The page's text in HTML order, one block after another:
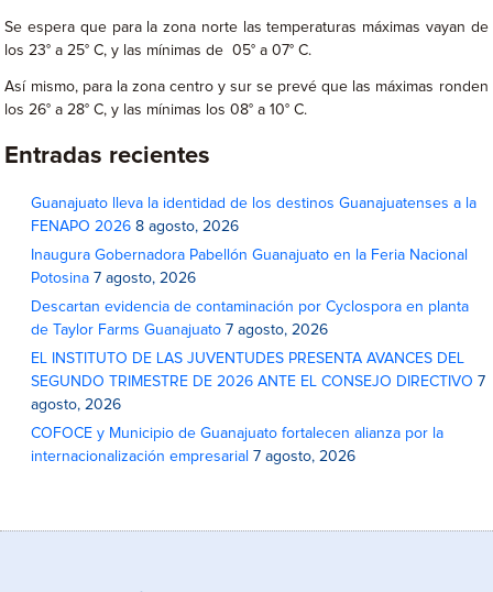
Se espera que para la zona norte las temperaturas máximas vayan de
los 23° a 25° C, y las mínimas de 05° a 07° C.
Así mismo, para la zona centro y sur se prevé que las máximas ronden
los 26° a 28° C, y las mínimas los 08° a 10° C.
Entradas recientes
Guanajuato lleva la identidad de los destinos Guanajuatenses a la
FENAPO 2026 8 agosto, 2026
Inaugura Gobernadora Pabellón Guanajuato en la Feria Nacional
Potosina 7 agosto, 2026
Descartan evidencia de contaminación por Cyclospora en planta
de Taylor Farms Guanajuato 7 agosto, 2026
EL INSTITUTO DE LAS JUVENTUDES PRESENTA AVANCES DEL
SEGUNDO TRIMESTRE DE 2026 ANTE EL CONSEJO DIRECTIVO 7
agosto, 2026
COFOCE y Municipio de Guanajuato fortalecen alianza por la
internacionalización empresarial 7 agosto, 2026